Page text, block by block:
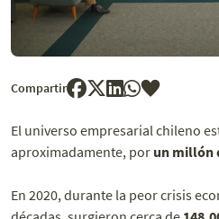
Compartir
El universo empresarial chileno
aproximadamente, por un millón
En 2020, durante la peor crisis